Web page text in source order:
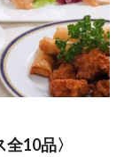
10品〉